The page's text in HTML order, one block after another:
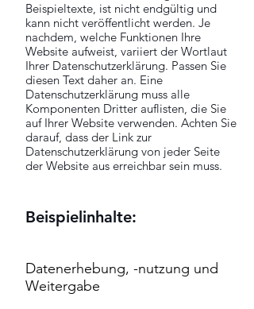
Beispieltexte, ist nicht endgültig und
kann nicht veröffentlicht werden. Je
nachdem, welche Funktionen Ihre
Website aufweist, variiert der Wortlaut
Ihrer Datenschutzerklärung. Passen Sie
diesen Text daher an. Eine
Datenschutzerklärung muss alle
Komponenten Dritter auflisten, die Sie
auf Ihrer Website verwenden. Achten Sie
darauf, dass der Link zur
Datenschutzerklärung von jeder Seite
der Website aus erreichbar sein muss.
Beispielinhalte:
Datenerhebung, -nutzung und
Weitergabe